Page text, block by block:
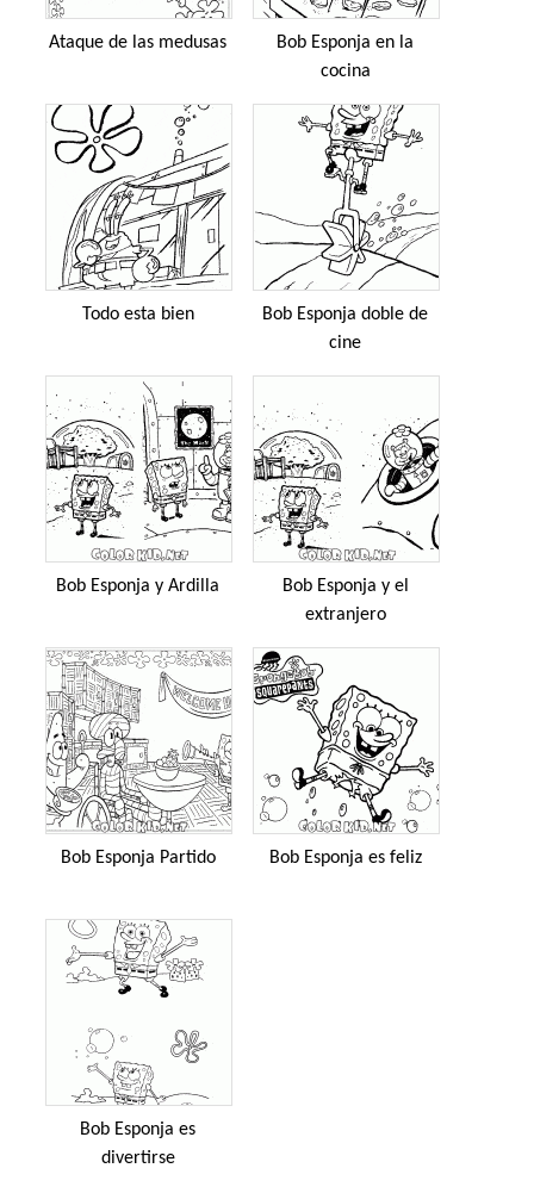
Ataque de las medusas
Bob Esponja en la
cocina
Todo esta bien
Bob Esponja doble de
cine
Bob Esponja y Ardilla
Bob Esponja y el
extranjero
Bob Esponja Partido Bob Esponja es feliz
Bob Esponja es
divertirse